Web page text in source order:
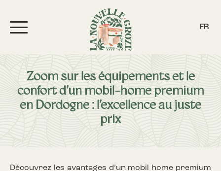
FR
Zoom sur les équipements et le
confort d’un mobil-home premium
en Dordogne : l’excellence au juste
prix
Découvrez les avantages d’un mobil home premium